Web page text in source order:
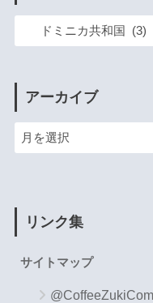
アーカイブ
リンク集
サイトマップ
@CoffeeZukiCom